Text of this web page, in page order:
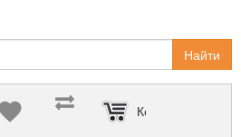
Найти
Корзина пуста